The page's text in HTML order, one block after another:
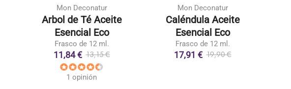
Mon Deconatur
Arbol de Té Aceite
Esencial Eco
Frasco de 12 ml.
11,84 € 13,15 €
1 opinión
Mon Deconatur
Caléndula Aceite
Esencial Eco
Frasco de 12 ml.
17,91 € 19,90 €